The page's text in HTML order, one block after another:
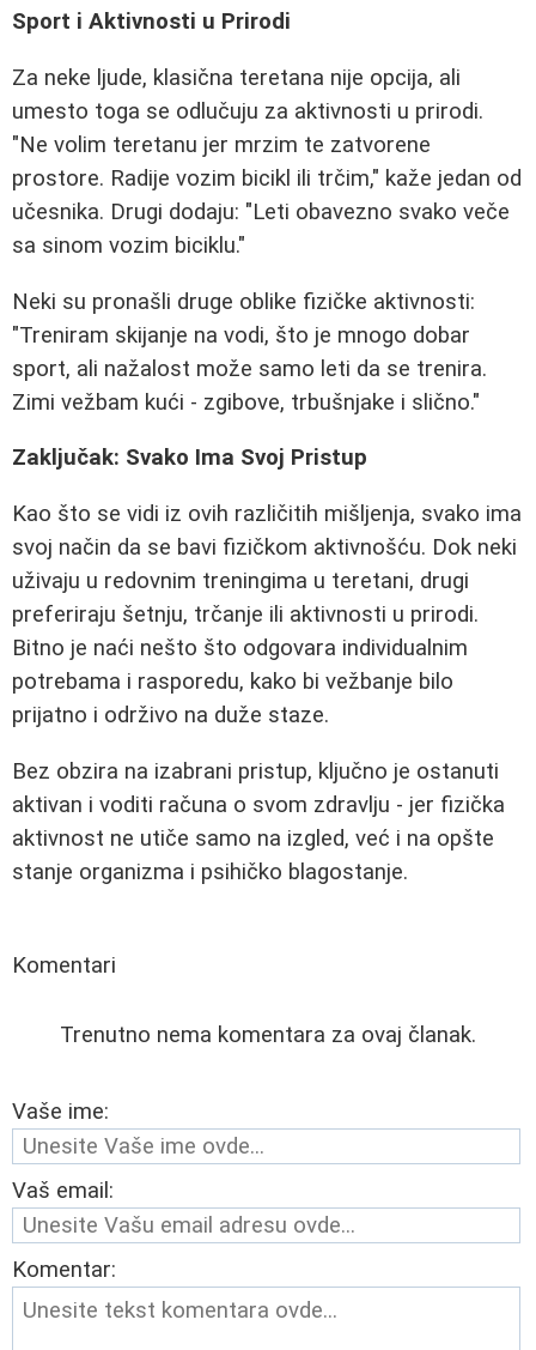
Sport i Aktivnosti u Prirodi
Za neke ljude, klasična teretana nije opcija, ali
umesto toga se odlučuju za aktivnosti u prirodi.
"Ne volim teretanu jer mrzim te zatvorene
prostore. Radije vozim bicikl ili trčim," kaže jedan od
učesnika. Drugi dodaju: "Leti obavezno svako veče
sa sinom vozim biciklu."
Neki su pronašli druge oblike fizičke aktivnosti:
"Treniram skijanje na vodi, što je mnogo dobar
sport, ali nažalost može samo leti da se trenira.
Zimi vežbam kući - zgibove, trbušnjake i slično."
Zaključak: Svako Ima Svoj Pristup
Kao što se vidi iz ovih različitih mišljenja, svako ima
svoj način da se bavi fizičkom aktivnošću. Dok neki
uživaju u redovnim treningima u teretani, drugi
preferiraju šetnju, trčanje ili aktivnosti u prirodi.
Bitno je naći nešto što odgovara individualnim
potrebama i rasporedu, kako bi vežbanje bilo
prijatno i održivo na duže staze.
Bez obzira na izabrani pristup, ključno je ostanuti
aktivan i voditi računa o svom zdravlju - jer fizička
aktivnost ne utiče samo na izgled, već i na opšte
stanje organizma i psihičko blagostanje.
Komentari
Trenutno nema komentara za ovaj članak.
Vaše ime:
Vaš email:
Komentar: